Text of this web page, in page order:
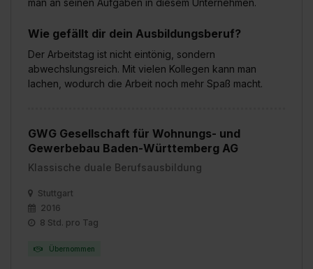
Wie gefällt dir dein Ausbildungsberuf?
Der Arbeitstag ist nicht eintönig, sondern
abwechslungsreich. Mit vielen Kollegen kann man
lachen, wodurch die Arbeit noch mehr Spaß macht.
GWG Gesellschaft für Wohnungs- und
Gewerbebau Baden-Württemberg AG
Klassische duale Berufsausbildung
Stuttgart
2016
8 Std. pro Tag
Übernommen